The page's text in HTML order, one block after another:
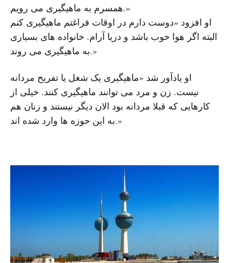
همسرم به ماهیگیری می رویم.»
او افزود «دوست دارم در اوقات فراغتم ماهیگیری کنم
البته اگر هوا خوب باشد و دریا آرام. خانواده های بسیاری
به ماهیگیری می روند.»
او یادآور شد «ماهیگیری یک شغل یا تفریح مردانه
نیست. زن و مرد می توانند ماهیگیری کنند. خیلی از
کارهایی که قبلا مردانه بود الان دیگر نیستند و زنان هم
به این حوزه ها وارد شده اند.»